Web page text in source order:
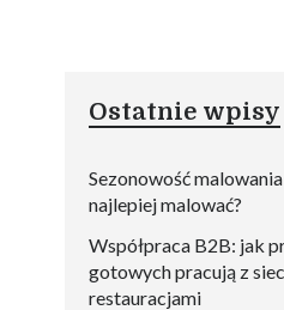
Ostatnie wpisy
Sezonowość
najlepiej malować?
Współpraca B2B: jak
gotowych pracują z
restauracjami